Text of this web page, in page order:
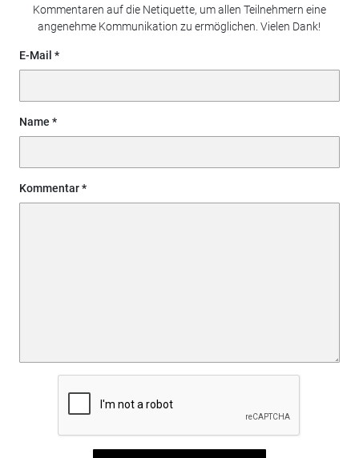
Kommentaren auf die Netiquette, um allen Teilnehmern eine
angenehme Kommunikation zu ermöglichen. Vielen Dank!
E-Mail
Name
Kommentar